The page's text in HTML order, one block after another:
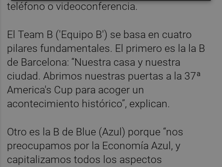
teléfono o videoconferencia.
El Team B ('Equipo B') se basa en cuatro
pilares fundamentales. El primero es la la B
de Barcelona: “Nuestra casa y nuestra
ciudad. Abrimos nuestras puertas a la 37ª
America's Cup para acoger un
acontecimiento histórico”, explican.
Otro es la B de Blue (Azul) porque “nos
preocupamos por la Economía Azul, y
capitalizamos todos los aspectos